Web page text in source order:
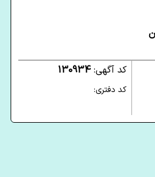
کد آگهی: 130934
کد دفتری: